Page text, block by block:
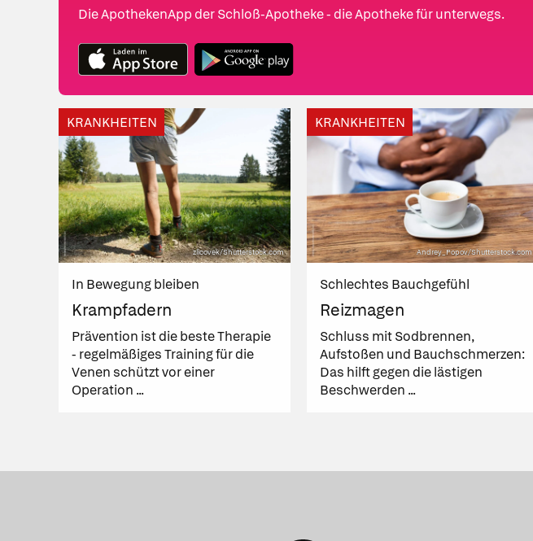
Die ApothekenApp der Schloß-Apotheke - die Apotheke für unterwegs.
KRANKHEITEN
zlicovek/Shutterstock.com
In Bewegung bleiben
Krampfadern
Prävention ist die beste Therapie
- regelmäßiges Training für die
Venen schützt vor einer
Operation ...
KRANKHEITEN
Andrey_Popov/Shutterstock.com
Schlechtes Bauchgefühl
Reizmagen
Schluss mit Sodbrennen,
Aufstoßen und Bauchschmerzen:
Das hilft gegen die lästigen
Beschwerden ...